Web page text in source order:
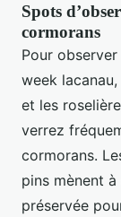
Spots
cormorans
Pour
week
et les
verrez
cormorans.
pins mènent
préservée